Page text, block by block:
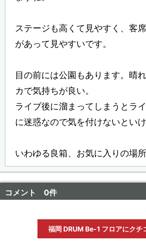
ステージも高くて見やすく、客
があって見やすいです。
目の前には公園もあります。晴
カで気持ちが良い。
ライブ後に溜まってしまうとラ
に迷惑なので気を付けないといけ
いわゆる良箱、お気に入りの場所
コメント 0件
福岡 DRUM Be-1 フロアにクチ